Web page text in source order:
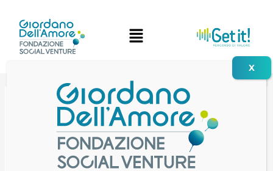
contenuto
14 Novembre 2022